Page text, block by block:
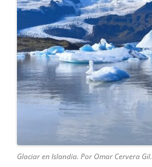
Glaciar en Islandia. Por Omar Cervera Gil.